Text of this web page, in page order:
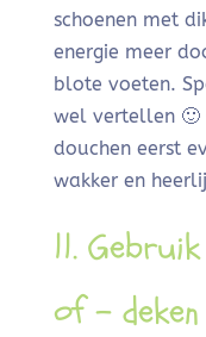
schoenen met
energie meer
blote voeten.
wel vertellen 🙂
douchen eerst
wakker en
11.
of – deken